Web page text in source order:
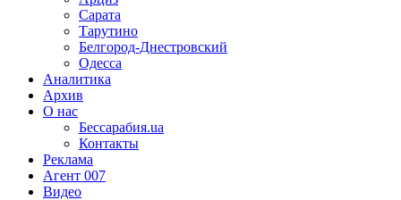
Сарата
Тарутино
Белгород-Днестровский
Одесса
Аналитика
Архив
О нас
Бессарабия.ua
Контакты
Реклама
Агент 007
Видео